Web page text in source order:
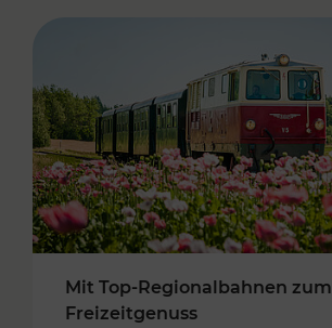
Mit Top-Regionalbahnen zum
Freizeitgenuss